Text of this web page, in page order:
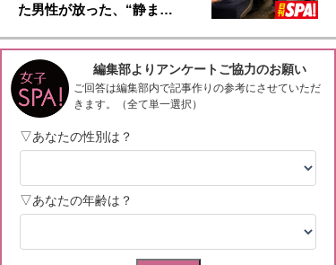
た男性が放った、“静ま…